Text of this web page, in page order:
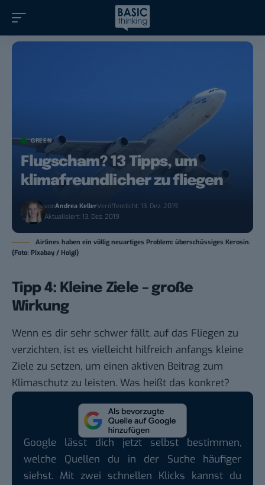
GREEN
Flugscham? 13 Tipps, um
klimafreundlicher zu fliegen
vonAndrea KellerVeröffentlicht: 13. Dez. 2019
Aktualisiert: 13. Dez. 2019
Airlines haben ein völlig neuartiges Problem: überschüssiges Kerosin.
(Foto: Pixabay / Holgi)
Tipp 4: Kleine Ziele – große
Wirkung
Wenn es dir sehr schwer fällt, auf das Fliegen zu
verzichten, ist es vielleicht hilfreich anfangs kleine
Ziele zu setzen, um einen aktiven Beitrag zum
Klimaschutz zu leisten. Was heißt das konkret?
Google lässt dich jetzt selbst bestimmen,
welche Quellen du in der Suche häufiger
siehst. Mit zwei schnellen Klicks kannst du